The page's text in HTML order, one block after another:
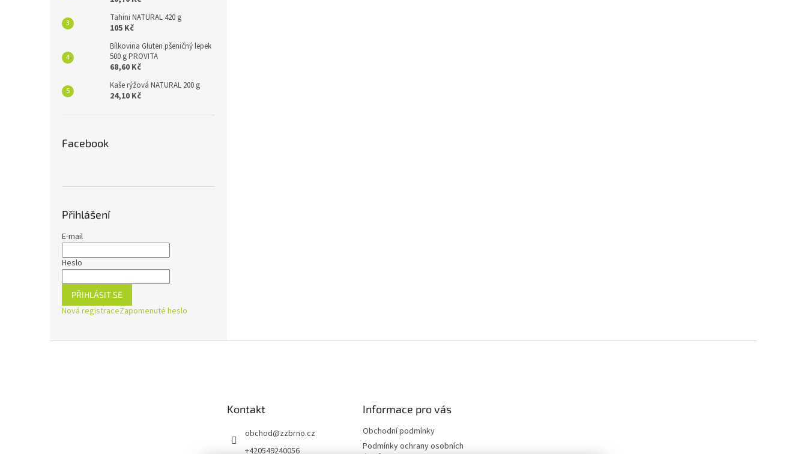
Tahini NATURAL 420 g
105 Kč
Bílkovina Gluten pšeničný lepek
500 g PROVITA
68,60 Kč
Kaše rýžová NATURAL 200 g
24,10 Kč
Facebook
Přihlášení
E-mail
Heslo
PŘIHLÁSIT SE
Nová registraceZapomenuté heslo
Kontakt
obchod@zzbrno.cz
+420549240056
Informace pro vás
Obchodní podmínky
Podmínky ochrany osobních